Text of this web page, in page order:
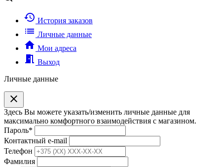
history История заказов
list Личные данные
home Мои адреса
meeting_room Выход
Личные данные
clear
Здесь Вы можете указать/изменить личные данные для
максимально комфортного взаимодействия с магазином.
Пароль*
Контактный e-mail
Телефон
Фамилия